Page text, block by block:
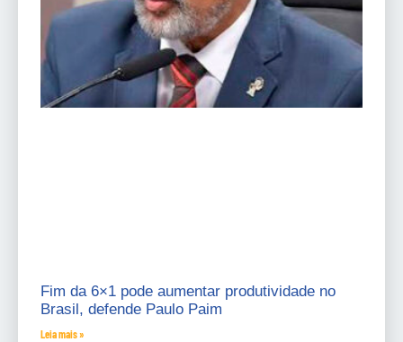
Fim da 6×1 pode aumentar produtividade no
Brasil, defende Paulo Paim
Leia mais »